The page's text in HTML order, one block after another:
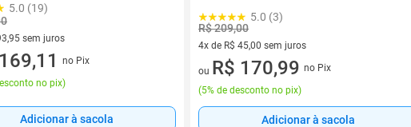
5.0 (19)
sem juros
93,95 sem jurosno Pix
no pix)
Adicionar à sacola
5.0 (3)
R$ 209,00
4x de R$ 45,00 sem juros
4 vez de R$ 45,00 sem juros
ou R$ 170,99 no Pix
(5% de desconto no pix)
Adicionar à sacola